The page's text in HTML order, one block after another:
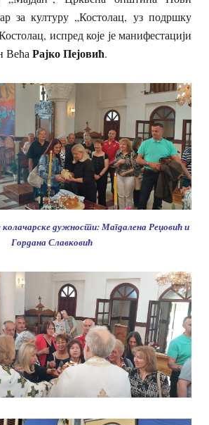
за културу „Костолац, уз подршку
испред које је манифестацији
Већа Рајко Пејовић.
дужности: Магдалена Реџовић и
Гордана Славковић